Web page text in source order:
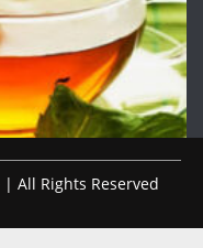
All Rights Reserved